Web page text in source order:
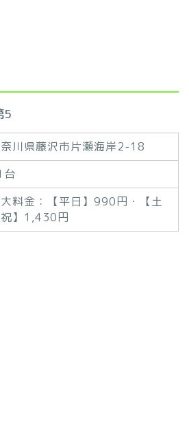
5
川県藤沢市片瀬海岸2-18
台
料金：【平日】990円・【土
】1,430円